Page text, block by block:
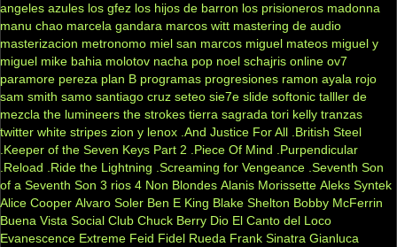
angeles azules los gfez los hijos de barron los prisioneros madonna
manu chao marcela gandara marcos witt mastering de audio
masterizacion metronomo miel san marcos miguel mateos miguel y
miguel mike bahia molotov nacha pop noel schajris online ov7
paramore pereza plan B programas progresiones ramon ayala rojo
sam smith samo santiago cruz seteo sie7e slide softonic talller de
mezcla the lumineers the strokes tierra sagrada tori kelly tranzas
twitter white stripes zion y lenox .And Justice For All .British Steel
.Keeper of the Seven Keys Part 2 .Piece Of Mind .Purpendicular
.Reload .Ride the Lightning .Screaming for Vengeance .Seventh Son
of a Seventh Son 3 rios 4 Non Blondes Alanis Morissette Aleks Syntek
Alice Cooper Alvaro Soler Ben E King Blake Shelton Bobby McFerrin
Buena Vista Social Club Chuck Berry Dio El Canto del Loco
Evanescence Extreme Feid Fidel Rueda Frank Sinatra Gianluca